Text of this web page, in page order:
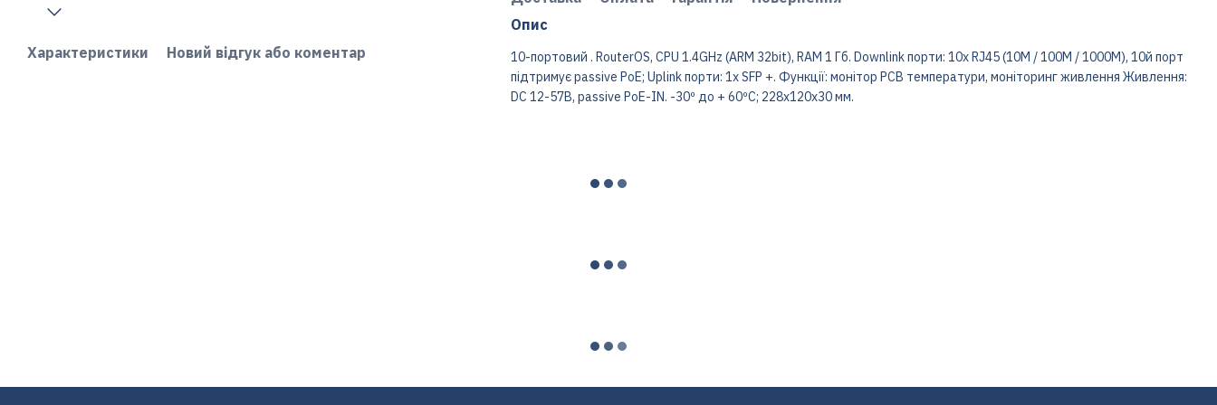
Характеристики Новий відгук або коментар
Опис
10-портовий . RouterOS, CPU 1.4GHz (ARM 32bit), RAM 1 Гб. Downlink порти: 10x RJ45 (10M / 100M / 1000M), 10й порт
підтримує passive PoE; Uplink порти: 1x SFP +. Функції: монітор PCB температури, моніторинг живлення Живлення:
DC 12-57В, passive PoE-IN. -30º до + 60ºC; 228x120x30 мм.